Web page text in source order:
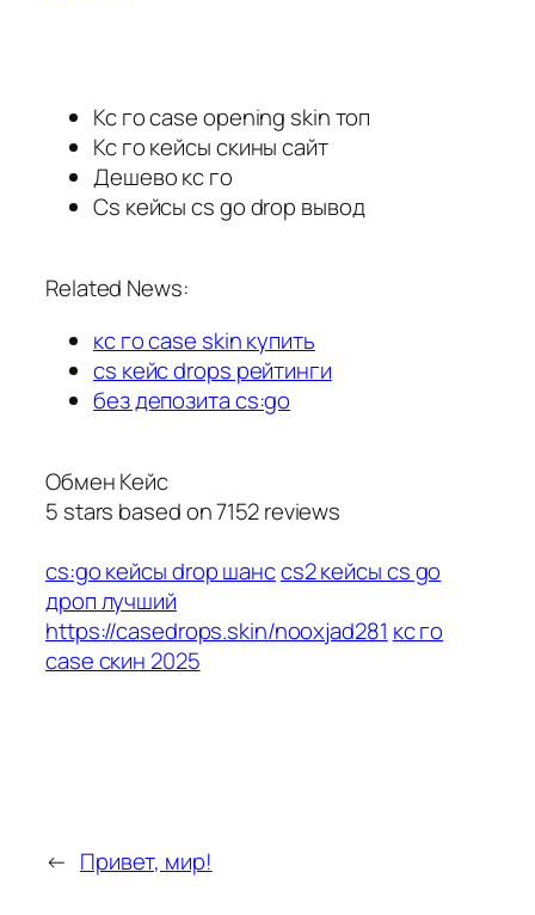
Кс го case opening skin топ
Кс го кейсы скины сайт
Дешево кс го
Cs кейсы cs go drop вывод
Related News:
кс го case skin купить
cs кейс drops рейтинги
без депозита cs:go
Обмен Кейс
5 stars based on7152reviews
cs:go кейсы drop шансcs2 кейсы cs go
дроп лучший
https://casedrops.skin/nooxjad281 кс го
case скин 2025
← Привет, мир!